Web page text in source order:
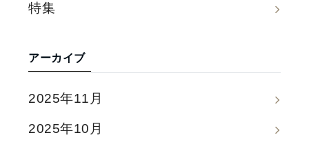
特集
アーカイブ
2025年11月
2025年10月